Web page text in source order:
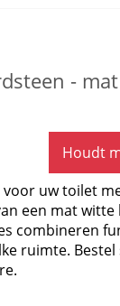
-
Houdt
uw toilet
een mat witte
combineren
ruimte.